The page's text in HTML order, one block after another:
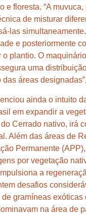
e floresta. “A
de misturar
las
e posteriormente
plantio. O
uma
áreas
ainda o intuito
em expandir a
do Cerrado nativo, irá
Além das áreas de
Permanente
por vegetação
a
desafios
gramíneas exóticas
na área de